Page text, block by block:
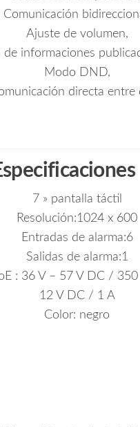
Comunicación
Ajuste de volumen,
de informaciones
Modo DND,
directa entre
7 » pantalla táctil
Resolución:1024 x 600
Entradas de alarma:6
Salidas de alarma:1
: 36 V – 57 V DC / 350
12 V DC / 1 A
Color: negro